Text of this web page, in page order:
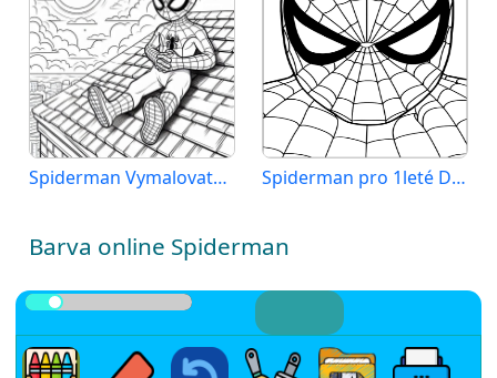
Spiderman Vymalovatelné pro Děti Spiderman pro 1leté Děti
Barva online Spiderman